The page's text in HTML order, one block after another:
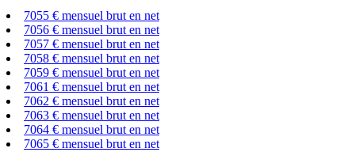
7055 € mensuel brut en net
7056 € mensuel brut en net
7057 € mensuel brut en net
7058 € mensuel brut en net
7059 € mensuel brut en net
7061 € mensuel brut en net
7062 € mensuel brut en net
7063 € mensuel brut en net
7064 € mensuel brut en net
7065 € mensuel brut en net